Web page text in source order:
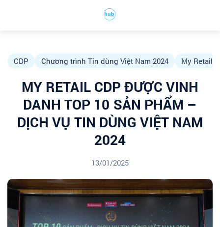
CDP Chương trình Tin dùng Việt Nam 2024 My Retail
MY RETAIL CDP ĐƯỢC VINH
DANH TOP 10 SẢN PHẨM –
DỊCH VỤ TIN DÙNG VIỆT NAM
2024
13/01/2025